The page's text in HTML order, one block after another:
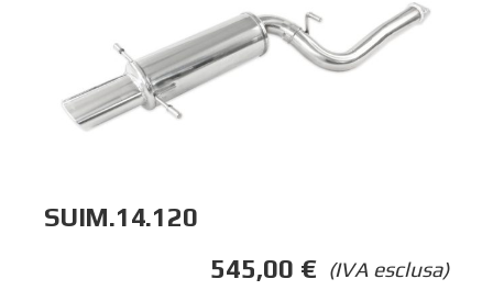
SUIM.14.120
(IVA esclusa)
545,00 €